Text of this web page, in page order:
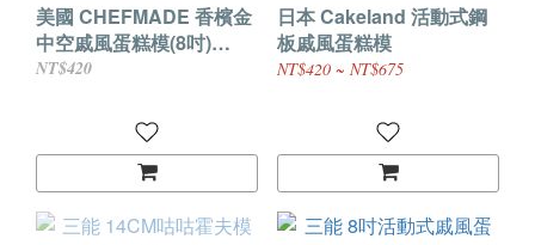
美國 CHEFMADE 香檳金
中空戚風蛋糕模(8吋)
WK9074
NT$420
日本 Cakeland 活動式鋼
板戚風蛋糕模
NT$420 ~ NT$675